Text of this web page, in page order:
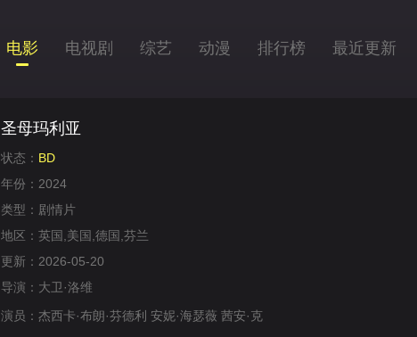
电影 电视剧 综艺 动漫 排行榜 最近更新
圣母玛利亚
状态： BD
年份： 2024
类型： 剧情片
地区： 英国,美国,德国,芬兰
更新： 2026-05-20
导演： 大卫·洛维
演员： 杰西卡·布朗·芬德利 安妮·海瑟薇 茜安·克